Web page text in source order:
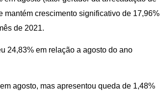
mantém crescimento significativo de 17,96%
de 2021.
24,83% em relação a agosto do ano
agosto, mas apresentou queda de 1,48%